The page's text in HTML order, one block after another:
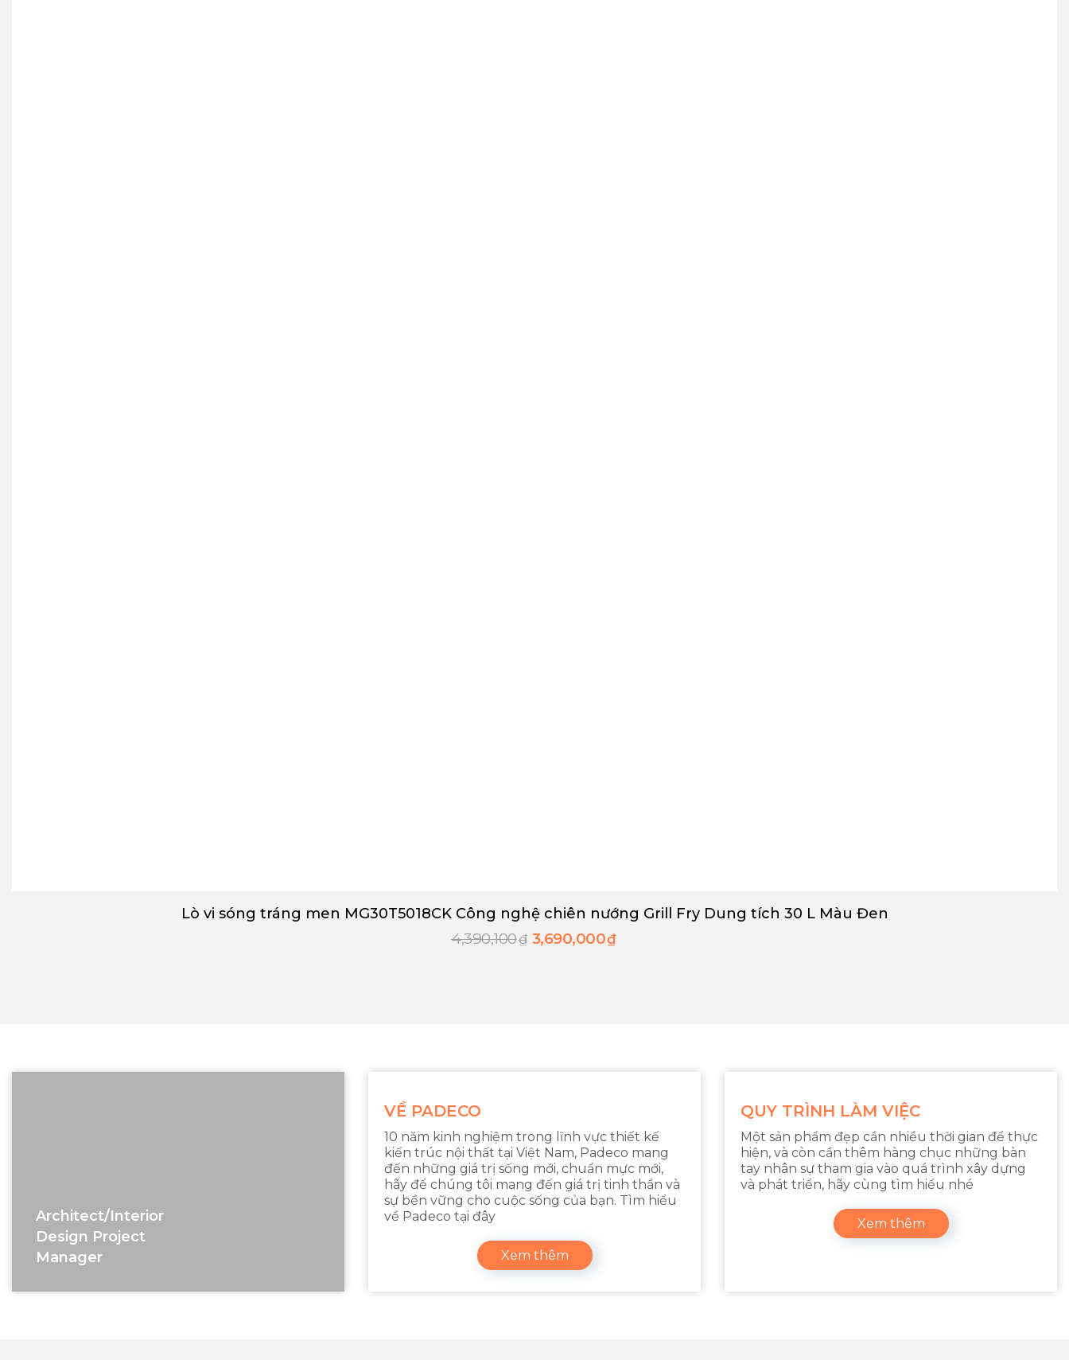
Lò vi sóng tráng men MG30T5018CK Công nghệ chiên nướng Grill Fry Dung tích 30 L Màu Đen
4,390,100₫ 3,690,000₫
Architect/interior
Design Project
Manager
VỀ PADECO
10 năm kinh nghiệm trong lĩnh vực thiết kế
kiến trúc nội thất tại Việt Nam, Padeco mang
đến những giá trị sống mới, chuẩn mực mới,
hãy để chúng tôi mang đến giá trị tinh thần và
sự bền vững cho cuộc sống của bạn. Tìm hiểu
về Padeco tại đây
Xem thêm
QUY TRÌNH LÀM VIỆC
Một sản phẩm đẹp cần nhiều thời gian để thực
hiện, và còn cần thêm hàng chục những bàn
tay nhân sự tham gia vào quá trình xây dựng
và phát triển, hãy cùng tìm hiểu nhé
Xem thêm